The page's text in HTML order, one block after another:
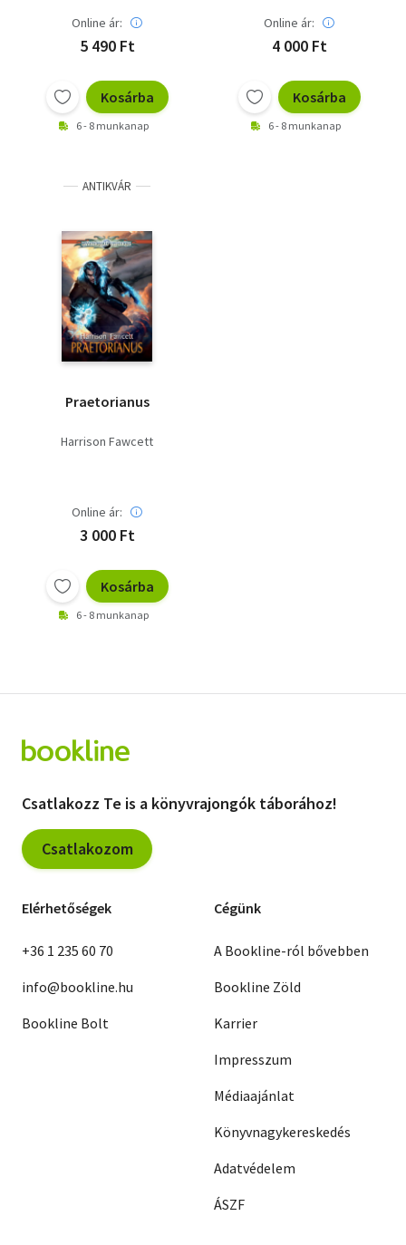
Online ár:
5 490 Ft
Kosárba
6 - 8 munkanap
Online ár:
4 000 Ft
Kosárba
6 - 8 munkanap
ANTIKVÁR
Praetorianus
Harrison Fawcett
Online ár:
3 000 Ft
Kosárba
6 - 8 munkanap
Csatlakozz Te is a könyvrajongók táborához!
Csatlakozom
Elérhetőségek
+36 1 235 60 70
info@bookline.hu
Bookline Bolt
Cégünk
A Bookline-ról bővebben
Bookline Zöld
Karrier
Impresszum
Médiaajánlat
Könyvnagykereskedés
Adatvédelem
ÁSZF